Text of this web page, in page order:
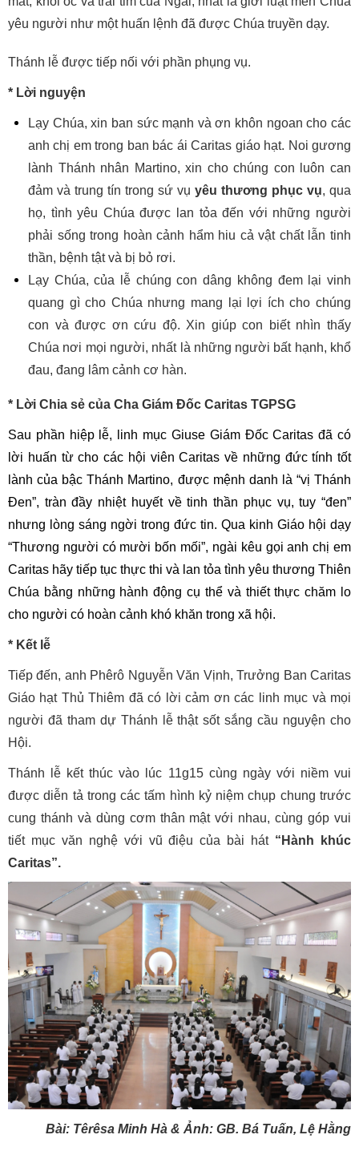
yêu người như một huấn lệnh đã được Chúa truyền dạy.
Thánh lễ được tiếp nối với phần phụng vụ.
* Lời nguyện
Lạy Chúa, xin ban sức mạnh và ơn khôn ngoan cho các
anh chị em trong ban bác ái Caritas giáo hạt. Noi gương
lành Thánh nhân Martino, xin cho chúng con luôn can
đảm và trung tín trong sứ vụ yêu thương phục vụ, qua
họ, tình yêu Chúa được lan tỏa đến với những người
phải sống trong hoàn cảnh hẩm hiu cả vật chất lẫn tinh
thần, bệnh tật và bị bỏ rơi.
Lạy Chúa, của lễ chúng con dâng không đem lại vinh
quang gì cho Chúa nhưng mang lại lợi ích cho chúng
con và được ơn cứu độ. Xin giúp con biết nhìn thấy
Chúa nơi mọi người, nhất là những người bất hạnh, khổ
đau, đang lâm cảnh cơ hàn.
* Lời Chia sẻ của Cha Giám Đốc Caritas TGPSG
Sau phần hiệp lễ, linh mục Giuse Giám Đốc Caritas đã có
lời huấn từ cho các hội viên Caritas về những đức tính tốt
lành của bậc Thánh Martino, được mệnh danh là “vị Thánh
Đen”, tràn đầy nhiệt huyết về tinh thần phục vụ, tuy “đen”
nhưng lòng sáng ngời trong đức tin. Qua kinh Giáo hội dạy
“Thương người có mười bốn mối”, ngài kêu gọi anh chị em
Caritas hãy tiếp tục thực thi và lan tỏa tình yêu thương Thiên
Chúa bằng những hành động cụ thể và thiết thực chăm lo
cho người có hoàn cảnh khó khăn trong xã hội.
* Kết lễ
Tiếp đến, anh Phêrô Nguyễn Văn Vịnh, Trưởng Ban Caritas
Giáo hạt Thủ Thiêm đã có lời cảm ơn các linh mục và mọi
người đã tham dự Thánh lễ thật sốt sắng cầu nguyện cho
Hội.
Thánh lễ kết thúc vào lúc 11g15 cùng ngày với niềm vui
được diễn tả trong các tấm hình kỷ niệm chụp chung trước
cung thánh và dùng cơm thân mật với nhau, cùng góp vui
tiết mục văn nghệ với vũ điệu của bài hát “Hành khúc
Caritas”.
Bài: Têrêsa Minh Hà & Ảnh: GB. Bá Tuấn, Lệ Hằng